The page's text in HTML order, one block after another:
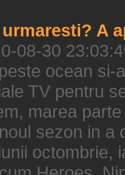
A
08-30
ocean si-
TV pentru
marea
sezon in a
octombrie,